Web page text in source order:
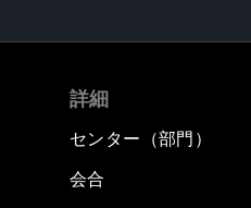
詳細
センター（部門）
会合